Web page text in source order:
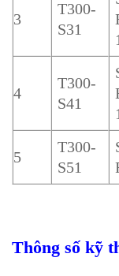
3
T300-
S31
4
T300-
S41
5
T300-
S51
Thông số kỹ